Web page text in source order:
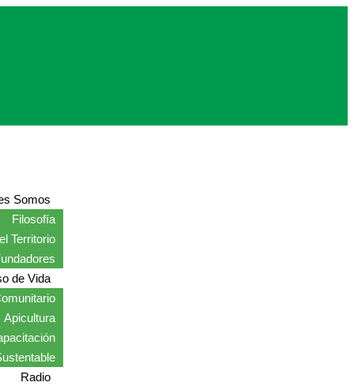
Somos
Filosofía
Territorio
de Vida
Apicultura
Radio